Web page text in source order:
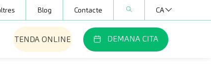
Blog Contacte CA
TENDA ONLINE DEMANA CITA